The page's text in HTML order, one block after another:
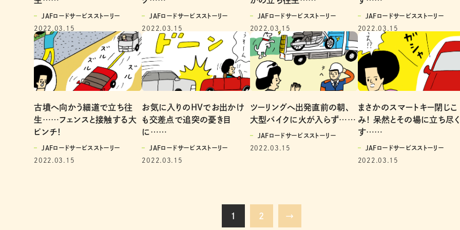
JAFロードサービスストーリー
2022.03.15
JAFロードサービスストーリー
2022.03.15
JAFロードサービスストーリー
2022.03.15
JAFロードサービスストーリー
2022.03.15
古墳へ向かう細道で立ち往
生……フェンスと接触する大
ピンチ！
JAFロードサービスストーリー
2022.03.15
お気に入りのHVでお出かけ
も交差点で追突の憂き目
に……
JAFロードサービスストーリー
2022.03.15
ツーリングへ出発直前の朝、
大型バイクに火が入らず……
JAFロードサービスストーリー
2022.03.15
まさかのスマートキー閉じこ
み！ 呆然とその場に立ち尽く
す……
JAFロードサービスストーリー
2022.03.15
1 2 →